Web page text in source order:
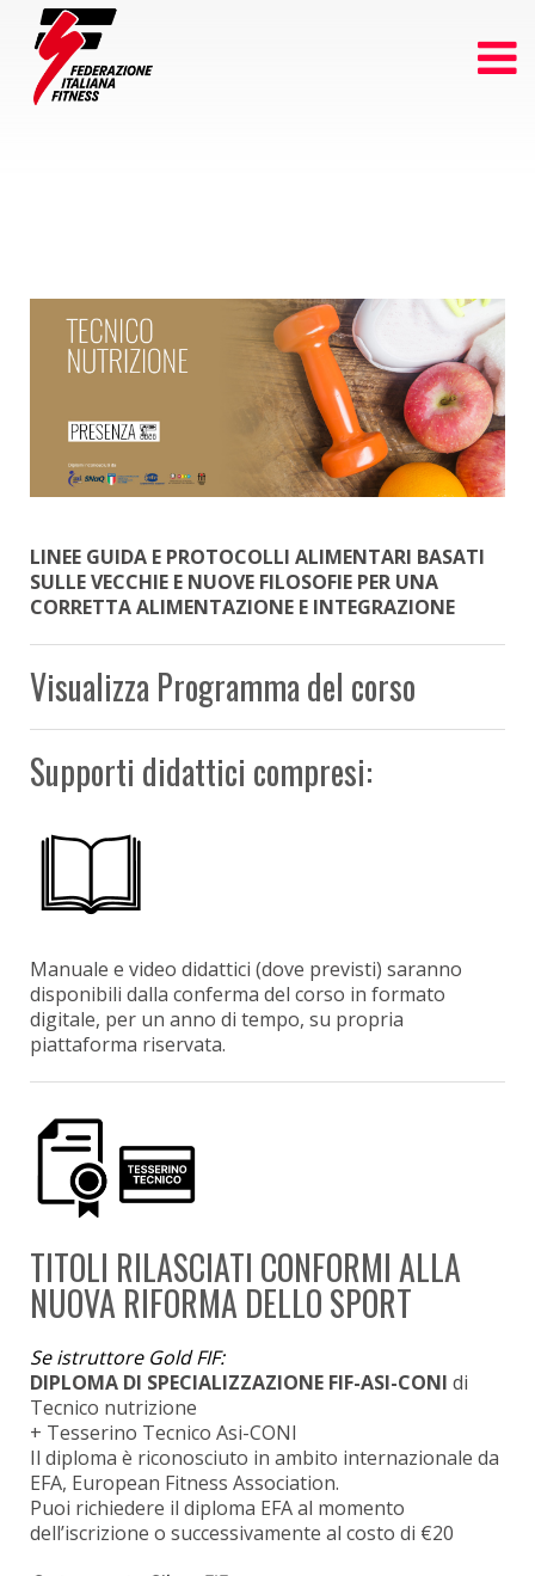
LINEE GUIDA E PROTOCOLLI ALIMENTARI BASATI
SULLE VECCHIE E NUOVE FILOSOFIE PER UNA
CORRETTA ALIMENTAZIONE E INTEGRAZIONE
Visualizza Programma del corso
Supporti didattici compresi:
Manuale e video didattici (dove previsti) saranno
disponibili dalla conferma del corso in formato
digitale, per un anno di tempo, su propria
piattaforma riservata.
TITOLI RILASCIATI CONFORMI ALLA
NUOVA RIFORMA DELLO SPORT
Se istruttore Gold FIF:
DIPLOMA DI SPECIALIZZAZIONE FIF-ASI-CONI di
Tecnico nutrizione
+ Tesserino Tecnico Asi-CONI
Il diploma è riconosciuto in ambito internazionale da
EFA, European Fitness Association.
Puoi richiedere il diploma EFA al momento
dell’iscrizione o successivamente al costo di €20